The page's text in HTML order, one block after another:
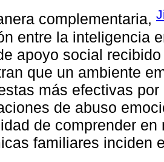
complementaria,
entre la inteligencia
apoyo social
que un ambiente
más efectivas
de abuso
de comprender
familiares inciden